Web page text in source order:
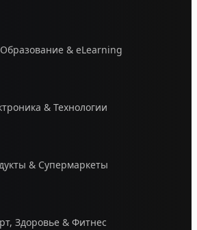
& eLearning
& Технологии
& Супермаркеты
Здоровье & Фитнес